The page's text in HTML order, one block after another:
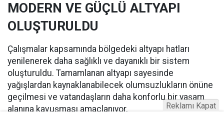
MODERN VE GÜÇLÜ ALTYAPI
OLUŞTURULDU
Çalışmalar kapsamında bölgedeki altyapı hatları
yenilenerek daha sağlıklı ve dayanıklı bir sistem
oluşturuldu. Tamamlanan altyapı sayesinde
yağışlardan kaynaklanabilecek olumsuzlukların önüne
geçilmesi ve vatandaşların daha konforlu bir yaşam
alanına kavuşması amaçlanıyor.
Reklamı Kapat